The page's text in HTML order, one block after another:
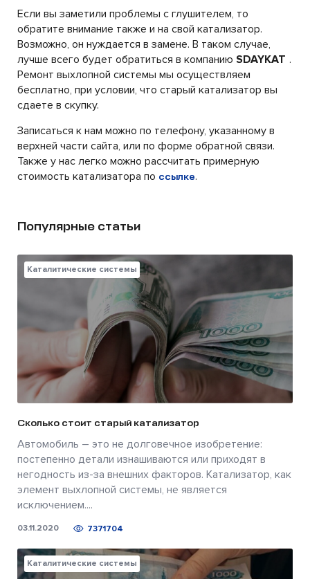
Если вы заметили проблемы с глушителем, то
обратите внимание также и на свой катализатор.
Возможно, он нуждается в замене. В таком случае,
лучше всего будет обратиться в компанию SDAYKAT .
Ремонт выхлопной системы мы осуществляем
бесплатно, при условии, что старый катализатор вы
сдаете в скупку.
Записаться к нам можно по телефону, указанному в
верхней части сайта, или по форме обратной связи.
Также у нас легко можно рассчитать примерную
стоимость катализатора по ссылке.
Популярные статьи
Каталитические системы
Сколько стоит старый катализатор
Автомобиль – это не долговечное изобретение:
постепенно детали изнашиваются или приходят в
негодность из-за внешних факторов. Катализатор, как
элемент выхлопной системы, не является
исключением....
03.11.2020 7371704
Каталитические системы